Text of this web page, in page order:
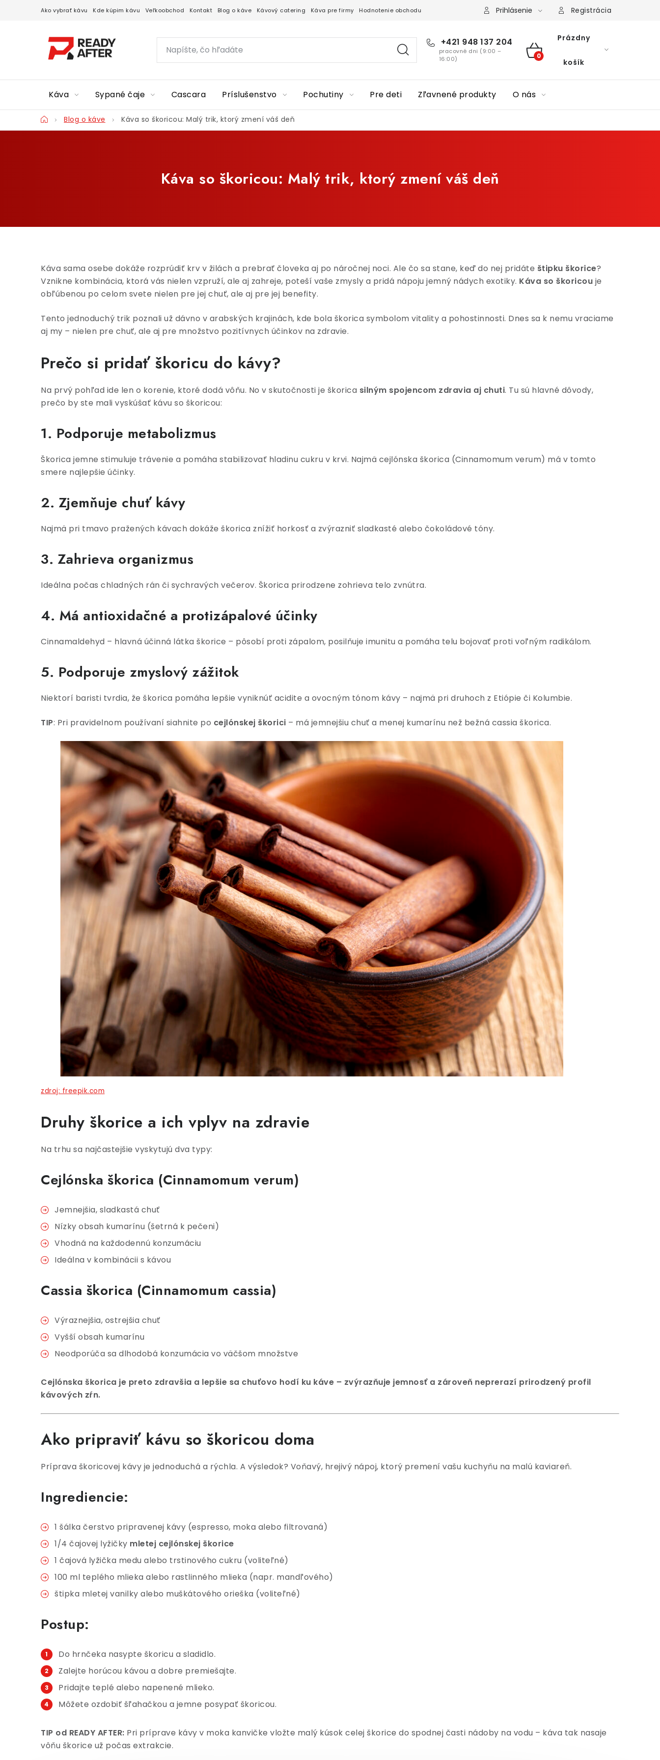
Ako vybrať kávu Kde kúpim kávu Veľkoobchod Kontakt Blog o káve Kávový catering Káva pre firmy Hodnotenie obchodu Prihlásenie Registrácia
+421 948 137 204
pracovné dni (9:00 –
16:00)
NÁKUPNÝ
Prázdny
košík
Káva Sypané čaje Cascara Príslušenstvo Pochutiny Pre deti Zľavnené produkty O nás
DomovBlog o káve Káva so škoricou: Malý trik, ktorý zmení váš deň
Káva so škoricou: Malý trik, ktorý zmení váš deň
Káva sama osebe dokáže rozprúdiť krv v žilách a prebrať človeka aj po náročnej noci. Ale čo sa stane, keď do nej pridáte štipku škorice?
Vznikne kombinácia, ktorá vás nielen vzpruží, ale aj zahreje, poteší vaše zmysly a pridá nápoju jemný nádych exotiky. Káva so škoricou je
obľúbenou po celom svete nielen pre jej chuť, ale aj pre jej benefity.
Tento jednoduchý trik poznali už dávno v arabských krajinách, kde bola škorica symbolom vitality a pohostinnosti. Dnes sa k nemu vraciame
aj my – nielen pre chuť, ale aj pre množstvo pozitívnych účinkov na zdravie.
Prečo si pridať škoricu do kávy?
Na prvý pohľad ide len o korenie, ktoré dodá vôňu. No v skutočnosti je škorica silným spojencom zdravia aj chuti. Tu sú hlavné dôvody,
prečo by ste mali vyskúšať kávu so škoricou:
1. Podporuje metabolizmus
Škorica jemne stimuluje trávenie a pomáha stabilizovať hladinu cukru v krvi. Najmä cejlónska škorica (Cinnamomum verum) má v tomto
smere najlepšie účinky.
2. Zjemňuje chuť kávy
Najmä pri tmavo pražených kávach dokáže škorica znížiť horkosť a zvýrazniť sladkasté alebo čokoládové tóny.
3. Zahrieva organizmus
Ideálna počas chladných rán či sychravých večerov. Škorica prirodzene zohrieva telo zvnútra.
4. Má antioxidačné a protizápalové účinky
Cinnamaldehyd – hlavná účinná látka škorice – pôsobí proti zápalom, posilňuje imunitu a pomáha telu bojovať proti voľným radikálom.
5. Podporuje zmyslový zážitok
Niektorí baristi tvrdia, že škorica pomáha lepšie vyniknúť acidite a ovocným tónom kávy – najmä pri druhoch z Etiópie či Kolumbie.
TIP: Pri pravidelnom používaní siahnite po cejlónskej škorici – má jemnejšiu chuť a menej kumarínu než bežná cassia škorica.
zdroj: freepik.com
Druhy škorice a ich vplyv na zdravie
Na trhu sa najčastejšie vyskytujú dva typy:
Cejlónska škorica (Cinnamomum verum)
Jemnejšia, sladkastá chuť
Nízky obsah kumarínu (šetrná k pečeni)
Vhodná na každodennú konzumáciu
Ideálna v kombinácii s kávou
Cassia škorica (Cinnamomum cassia)
Výraznejšia, ostrejšia chuť
Vyšší obsah kumarínu
Neodporúča sa dlhodobá konzumácia vo väčšom množstve
Cejlónska škorica je preto zdravšia a lepšie sa chuťovo hodí ku káve – zvýrazňuje jemnosť a zároveň neprerazí prirodzený profil
kávových zŕn.
Ako pripraviť kávu so škoricou doma
Príprava škoricovej kávy je jednoduchá a rýchla. A výsledok? Voňavý, hrejivý nápoj, ktorý premení vašu kuchyňu na malú kaviareň.
Ingrediencie:
1 šálka čerstvo pripravenej kávy (espresso, moka alebo filtrovaná)
1/4 čajovej lyžičky mletej cejlónskej škorice
1 čajová lyžička medu alebo trstinového cukru (voliteľné)
100 ml teplého mlieka alebo rastlinného mlieka (napr. mandľového)
štipka mletej vanilky alebo muškátového orieška (voliteľné)
Postup:
Do hrnčeka nasypte škoricu a sladidlo.
Zalejte horúcou kávou a dobre premiešajte.
Pridajte teplé alebo napenené mlieko.
Môžete ozdobiť šľahačkou a jemne posypať škoricou.
TIP od READY AFTER: Pri príprave kávy v moka kanvičke vložte malý kúsok celej škorice do spodnej časti nádoby na vodu – káva tak nasaje
vôňu škorice už počas extrakcie.